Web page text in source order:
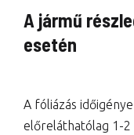
A jármű
esetén
A fóliázás
előreláthatólag 1-2